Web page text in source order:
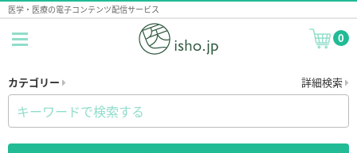
医学・医療の電子コンテンツ配信サービス
0
カテゴリー 詳細検索